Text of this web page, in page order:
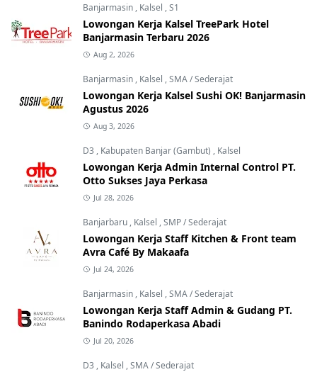
Banjarmasin , Kalsel ,S1
Lowongan Kerja Kalsel TreePark Hotel
Banjarmasin Terbaru 2026
Aug 2, 2026
Banjarmasin , Kalsel ,SMA / Sederajat
Lowongan Kerja Kalsel Sushi OK! Banjarmasin
Agustus 2026
Aug 3, 2026
D3 , Kabupaten Banjar (Gambut) , Kalsel
Lowongan Kerja Admin Internal Control PT.
Otto Sukses Jaya Perkasa
Jul 28, 2026
Banjarbaru , Kalsel ,SMP / Sederajat
Lowongan Kerja Staff Kitchen & Front team
Avra Café By Makaafa
Jul 24, 2026
Banjarmasin , Kalsel ,SMA / Sederajat
Lowongan Kerja Staff Admin & Gudang PT.
Banindo Rodaperkasa Abadi
Jul 20, 2026
D3 , Kalsel ,SMA / Sederajat